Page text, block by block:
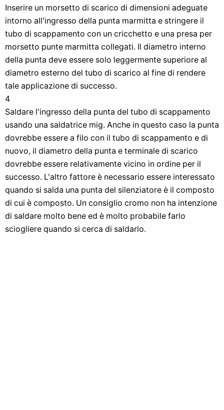
Inserire un morsetto di scarico di dimensioni adeguate
intorno all'ingresso della punta marmitta e stringere il
tubo di scappamento con un cricchetto e una presa per
morsetto punte marmitta collegati. Il diametro interno
della punta deve essere solo leggermente superiore al
diametro esterno del tubo di scarico al fine di rendere
tale applicazione di successo.
4
Saldare l'ingresso della punta del tubo di scappamento
usando una saldatrice mig. Anche in questo caso la punta
dovrebbe essere a filo con il tubo di scappamento e di
nuovo, il diametro della punta e terminale di scarico
dovrebbe essere relativamente vicino in ordine per il
successo. L'altro fattore è necessario essere interessato
quando si salda una punta del silenziatore è il composto
di cui è composto. Un consiglio cromo non ha intenzione
di saldare molto bene ed è molto probabile farlo
sciogliere quando si cerca di saldarlo.